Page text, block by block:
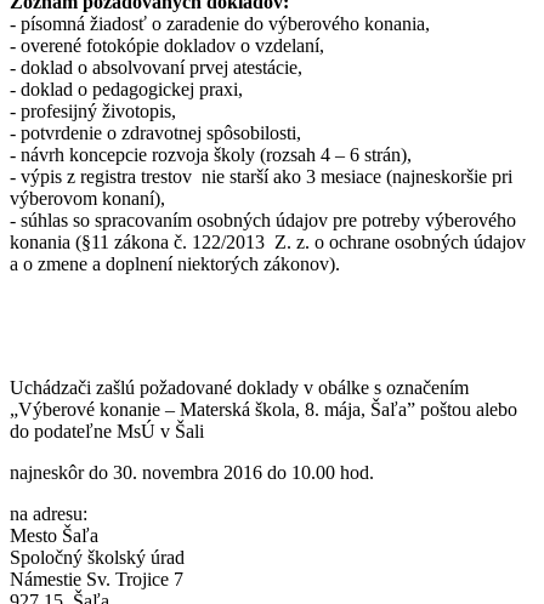
- písomná žiadosť o zaradenie do výberového konania,
- overené fotokópie dokladov o vzdelaní,
- doklad o absolvovaní prvej atestácie,
- doklad o pedagogickej praxi,
- profesijný životopis,
- potvrdenie o zdravotnej spôsobilosti,
- návrh koncepcie rozvoja školy (rozsah 4 – 6 strán),
- výpis z registra trestov nie starší ako 3 mesiace (najneskoršie pri
výberovom konaní),
- súhlas so spracovaním osobných údajov pre potreby výberového
konania (§11 zákona č. 122/2013 Z. z. o ochrane osobných údajov
a o zmene a doplnení niektorých zákonov).
Uchádzači zašlú požadované doklady v obálke s označením
„Výberové konanie – Materská škola, 8. mája, Šaľa” poštou alebo
do podateľne MsÚ v Šali
najneskôr do 30. novembra 2016 do 10.00 hod.
na adresu:
Mesto Šaľa
Spoločný školský úrad
Námestie Sv. Trojice 7